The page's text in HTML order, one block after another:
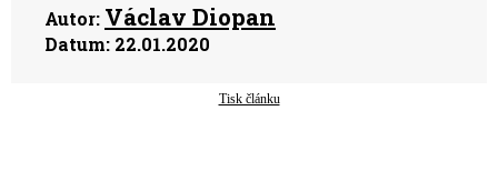
Autor: Václav Diopan
Datum: 22.01.2020
Tisk článku